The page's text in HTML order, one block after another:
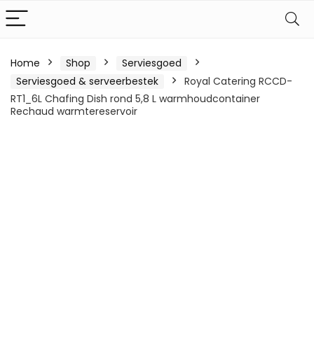
Home Shop
Serviesgoed
Serviesgoed & serveerbestek
Royal Catering RCCD-
RT1_6L Chafing Dish rond 5,8 L warmhoudcontainer
Rechaud warmtereservoir